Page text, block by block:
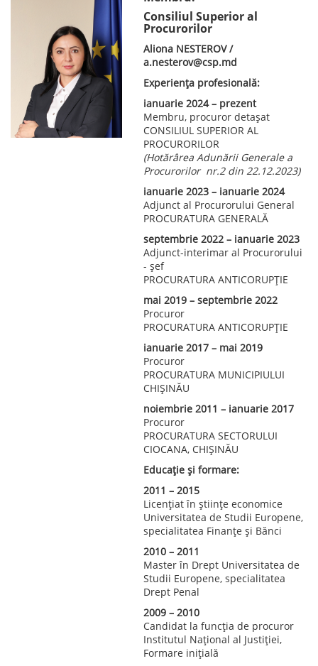
Consiliul Superior al
Procurorilor
Aliona NESTEROV /
a.nesterov@csp.md
Experiența profesională:
ianuarie 2024 – prezent
Membru, procuror detașat
CONSILIUL SUPERIOR AL
PROCURORILOR
(Hotărârea Adunării Generale a
Procurorilor nr.2 din 22.12.2023)
ianuarie 2023 – ianuarie 2024
Adjunct al Procurorului General
PROCURATURA GENERALĂ
septembrie 2022 – ianuarie 2023
Adjunct-interimar al Procurorului
- șef
PROCURATURA ANTICORUPŢIE
mai 2019 – septembrie 2022
Procuror
PROCURATURA ANTICORUPŢIE
ianuarie 2017 – mai 2019
Procuror
PROCURATURA MUNICIPIULUI
CHIŞINĂU
noiembrie 2011 – ianuarie 2017
Procuror
PROCURATURA SECTORULUI
CIOCANA, CHIŞINĂU
Educație și formare:
2011 – 2015
Licențiat în științe economice
Universitatea de Studii Europene,
specialitatea Finanțe și Bănci
2010 – 2011
Master în Drept Universitatea de
Studii Europene, specialitatea
Drept Penal
2009 – 2010
Candidat la funcția de procuror
Institutul Național al Justiției,
Formare inițială